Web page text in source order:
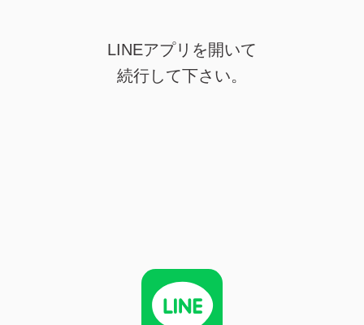
LINEアプリを開いて
続行して下さい。